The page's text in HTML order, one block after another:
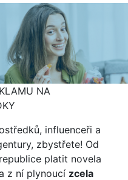
influenceři a
zbystřete! Od
platit novela
z ní plynoucí zcela